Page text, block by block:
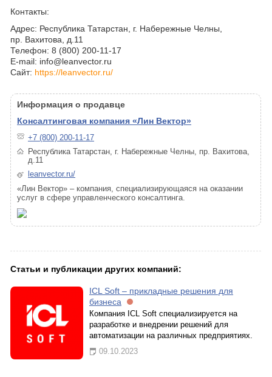
Контакты:
Адрес: Республика Татарстан, г. Набережные Челны,
пр. Вахитова, д.11
Телефон: 8 (800) 200-11-17
E-mail: info@leanvector.ru
Сайт: https://leanvector.ru/
Информация о продавце
Консалтинговая компания «Лин Вектор»
+7 (800) 200-11-17
Республика Татарстан, г. Набережные Челны, пр. Вахитова,
д.11
leanvector.ru/
«Лин Вектор» – компания, специализирующаяся на оказании
услуг в сфере управленческого консалтинга.
Статьи и публикации других компаний:
ICL Soft – прикладные решения для
бизнеса
Компания ICL Soft специализируется на
разработке и внедрении решений для
автоматизации на различных предприятиях.
09.10.2023